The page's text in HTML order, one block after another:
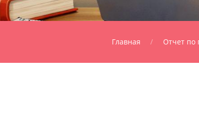
Главная Отчет по